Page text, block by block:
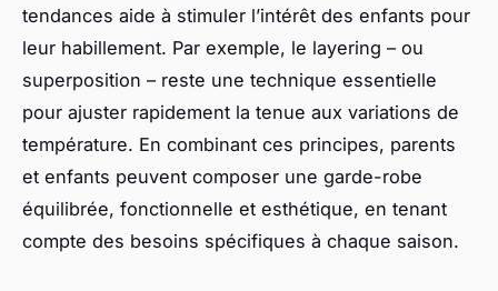
tendances aide à stimuler l’intérêt des enfants pour
leur habillement. Par exemple, le layering – ou
superposition – reste une technique essentielle
pour ajuster rapidement la tenue aux variations de
température. En combinant ces principes, parents
et enfants peuvent composer une garde-robe
équilibrée, fonctionnelle et esthétique, en tenant
compte des besoins spécifiques à chaque saison.